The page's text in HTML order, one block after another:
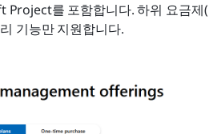
를 포함합니다. 하위 요금제
기능만 지원합니다.